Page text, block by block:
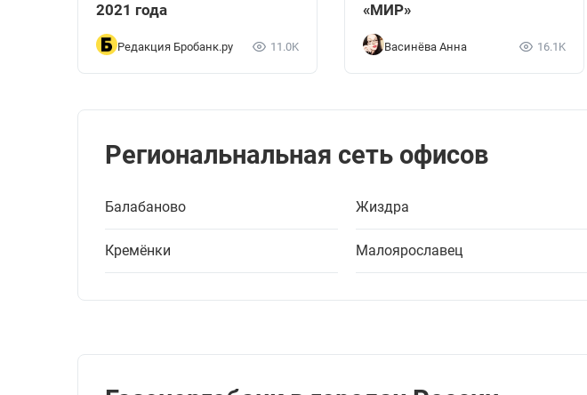
2021 года
Редакция Бробанк.ру 11.0K
«МИР»
Васинёва Анна 16.1K
Региональнальная сеть офисов
Балабаново Жиздра
Кремёнки Малоярославец